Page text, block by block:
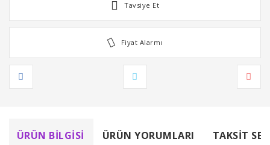
Tavsiye Et
Fiyat Alarmı
ÜRÜN BILGISI ÜRÜN YORUMLARI TAKSIT